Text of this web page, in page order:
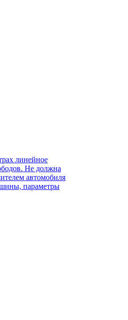
линейное
Не должна
автомобиля
шины, параметры